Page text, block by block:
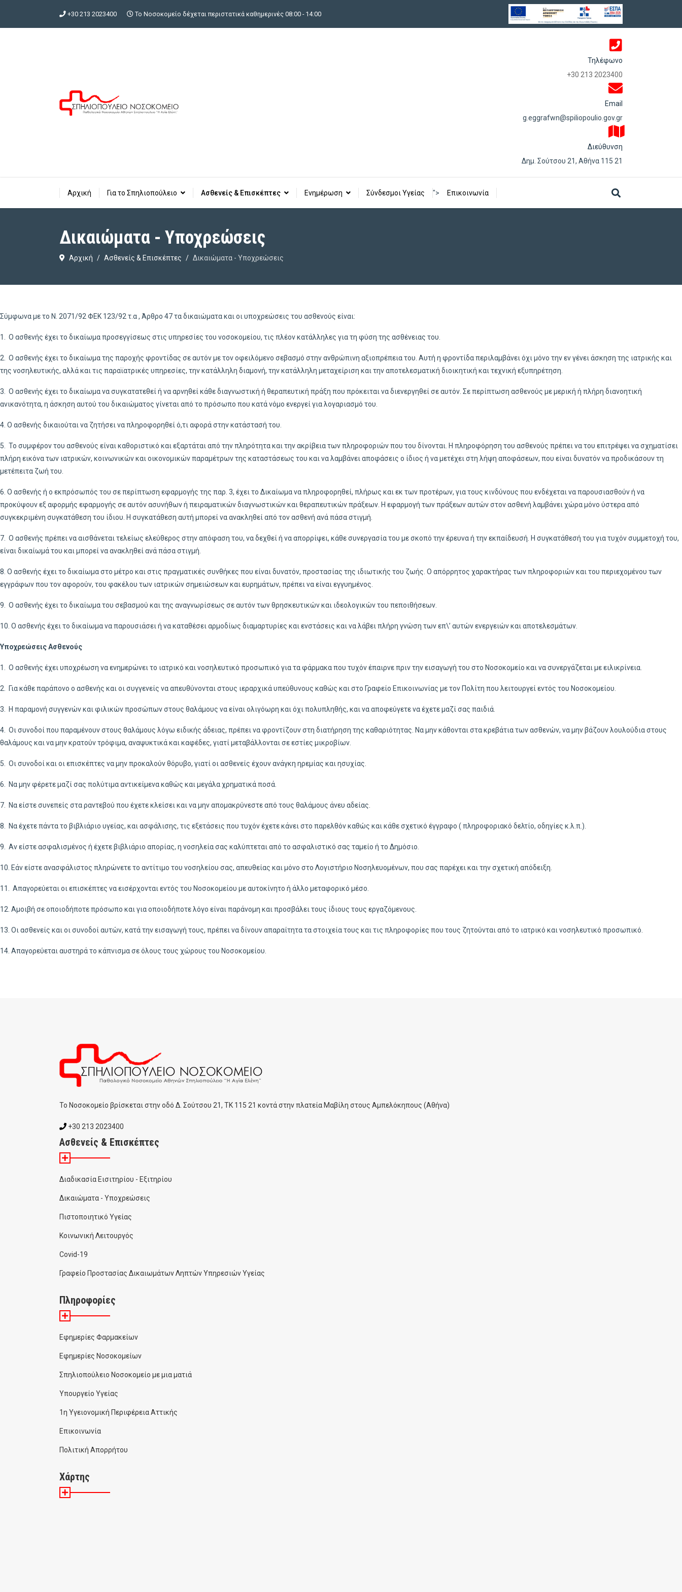
+30 213 2023400 Το Νοσοκομείο δέχεται περιστατικά καθημερινές 08:00 - 14:00
Τηλέφωνο
+30 213 2023400
Email
g.eggrafwn@spiliopoulio.gov.gr
Διεύθυνση
Δημ. Σούτσου 21, Αθήνα 115 21
Αρχική Για το Σπηλιοπούλειο Ασθενείς & Επισκέπτες Ενημέρωση Σύνδεσμοι Υγείας "> Επικοινωνία
Δικαιώματα - Υποχρεώσεις
Αρχική Ασθενείς & Επισκέπτες Δικαιώματα - Υποχρεώσεις
Σύμφωνα με το Ν. 2071/92 ΦΕΚ 123/92 τ.α , Άρθρο 47 τα δικαιώματα και οι υποχρεώσεις του ασθενούς είναι:
1. Ο ασθενής έχει το δικαίωμα προσεγγίσεως στις υπηρεσίες του νοσοκομείου, τις πλέον κατάλληλες για τη φύση της ασθένειας του.
2. Ο ασθενής έχει το δικαίωμα της παροχής φροντίδας σε αυτόν με τον οφειλόμενο σεβασμό στην ανθρώπινη αξιοπρέπεια του. Αυτή η φροντίδα περιλαμβάνει όχι μόνο την εν γένει άσκηση της ιατρικής και
της νοσηλευτικής, αλλά και τις παραϊατρικές υπηρεσίες, την κατάλληλη διαμονή, την κατάλληλη μεταχείριση και την αποτελεσματική διοικητική και τεχνική εξυπηρέτηση.
3. Ο ασθενής έχει το δικαίωμα να συγκατατεθεί ή να αρνηθεί κάθε διαγνωστική ή θεραπευτική πράξη που πρόκειται να διενεργηθεί σε αυτόν. Σε περίπτωση ασθενούς με μερική ή πλήρη διανοητική
ανικανότητα, η άσκηση αυτού του δικαιώματος γίνεται από το πρόσωπο που κατά νόμο ενεργεί για λογαριασμό του.
4. Ο ασθενής δικαιούται να ζητήσει να πληροφορηθεί ό,τι αφορά στην κατάστασή του.
5. Το συμφέρον του ασθενούς είναι καθοριστικό και εξαρτάται από την πληρότητα και την ακρίβεια των πληροφοριών που του δίνονται. Η πληροφόρηση του ασθενούς πρέπει να του επιτρέψει να σχηματίσει
πλήρη εικόνα των ιατρικών, κοινωνικών και οικονομικών παραμέτρων της καταστάσεως του και να λαμβάνει αποφάσεις ο ίδιος ή να μετέχει στη λήψη αποφάσεων, που είναι δυνατόν να προδικάσουν τη
μετέπειτα ζωή του.
6. Ο ασθενής ή ο εκπρόσωπός του σε περίπτωση εφαρμογής της παρ. 3, έχει το Δικαίωμα να πληροφορηθεί, πλήρως και εκ των προτέρων, για τους κινδύνους που ενδέχεται να παρουσιασθούν ή να
προκύψουν εξ αφορμής εφαρμογής σε αυτόν ασυνήθων ή πειραματικών διαγνωστικών και θεραπευτικών πράξεων. Η εφαρμογή των πράξεων αυτών στον ασθενή λαμβάνει χώρα μόνο ύστερα από
συγκεκριμένη συγκατάθεση του ίδιου. Η συγκατάθεση αυτή μπορεί να ανακληθεί από τον ασθενή ανά πάσα στιγμή.
7. Ο ασθενής πρέπει να αισθάνεται τελείως ελεύθερος στην απόφαση του, να δεχθεί ή να απορρίψει, κάθε συνεργασία του με σκοπό την έρευνα ή την εκπαίδευσή. Η συγκατάθεσή του για τυχόν συμμετοχή του,
είναι δικαίωμά του και μπορεί να ανακληθεί ανά πάσα στιγμή.
8. Ο ασθενής έχει το δικαίωμα στο μέτρο και στις πραγματικές συνθήκες που είναι δυνατόν, προστασίας της ιδιωτικής του ζωής. Ο απόρρητος χαρακτήρας των πληροφοριών και του περιεχομένου των
εγγράφων που τον αφορούν, του φακέλου των ιατρικών σημειώσεων και ευρημάτων, πρέπει να είναι εγγυημένος.
9. Ο ασθενής έχει το δικαίωμα του σεβασμού και της αναγνωρίσεως σε αυτόν των θρησκευτικών και ιδεολογικών του πεποιθήσεων.
10. Ο ασθενής έχει το δικαίωμα να παρουσιάσει ή να καταθέσει αρμοδίως διαμαρτυρίες και ενστάσεις και να λάβει πλήρη γνώση των επ\’ αυτών ενεργειών και αποτελεσμάτων.
Υποχρεώσεις Ασθενούς
1. Ο ασθενής έχει υποχρέωση να ενημερώνει το ιατρικό και νοσηλευτικό προσωπικό για τα φάρμακα που τυχόν έπαιρνε πριν την εισαγωγή του στο Νοσοκομείο και να συνεργάζεται με ειλικρίνεια.
2. Για κάθε παράπονο ο ασθενής και οι συγγενείς να απευθύνονται στους ιεραρχικά υπεύθυνους καθώς και στo Γραφείο Επικοινωνίας με τον Πολίτη που λειτουργεί εντός του Νοσοκομείου.
3. Η παραμονή συγγενών και φιλικών προσώπων στους θαλάμους να είναι ολιγόωρη και όχι πολυπληθής, και να αποφεύγετε να έχετε μαζί σας παιδιά.
4. Οι συνοδοί που παραμένουν στους θαλάμους λόγω ειδικής άδειας, πρέπει να φροντίζουν στη διατήρηση της καθαριότητας. Να μην κάθονται στα κρεβάτια των ασθενών, να μην βάζουν λουλούδια στους
θαλάμους και να μην κρατούν τρόφιμα, αναψυκτικά και καφέδες, γιατί μεταβάλλονται σε εστίες μικροβίων.
5. Οι συνοδοί και οι επισκέπτες να μην προκαλούν θόρυβο, γιατί οι ασθενείς έχουν ανάγκη ηρεμίας και ησυχίας.
6. Να μην φέρετε μαζί σας πολύτιμα αντικείμενα καθώς και μεγάλα χρηματικά ποσά.
7. Να είστε συνεπείς στα ραντεβού που έχετε κλείσει και να μην απομακρύνεστε από τους θαλάμους άνευ αδείας.
8. Να έχετε πάντα το βιβλιάριο υγείας, και ασφάλισης, τις εξετάσεις που τυχόν έχετε κάνει στο παρελθόν καθώς και κάθε σχετικό έγγραφο ( πληροφοριακό δελτίο, οδηγίες κ.λ.π.).
9. Αν είστε ασφαλισμένος ή έχετε βιβλιάριο απορίας, η νοσηλεία σας καλύπτεται από το ασφαλιστικό σας ταμείο ή το Δημόσιο.
10. Εάν είστε ανασφάλιστος πληρώνετε το αντίτιμο του νοσηλείου σας, απευθείας και μόνο στο Λογιστήριο Νοσηλευομένων, που σας παρέχει και την σχετική απόδειξη.
11. Απαγορεύεται οι επισκέπτες να εισέρχονται εντός του Νοσοκομείου με αυτοκίνητο ή άλλο μεταφορικό μέσο.
12. Αμοιβή σε οποιοδήποτε πρόσωπο και για οποιοδήποτε λόγο είναι παράνομη και προσβάλει τους ίδιους τους εργαζόμενους.
13. Οι ασθενείς και οι συνοδοί αυτών, κατά την εισαγωγή τους, πρέπει να δίνουν απαραίτητα τα στοιχεία τους και τις πληροφορίες που τους ζητούνται από το ιατρικό και νοσηλευτικό προσωπικό.
14. Απαγορεύεται αυστηρά το κάπνισμα σε όλους τους χώρους του Νοσοκομείου.
To Noσοκομείο βρίσκεται στην οδό Δ. Σούτσου 21, ΤΚ 115 21 κοντά στην πλατεία Μαβίλη στους Αμπελόκηπους (Αθήνα)
+30 213 2023400
Ασθενείς & Επισκέπτες
Διαδικασία Εισιτηρίου - Εξιτηρίου
Δικαιώματα - Υποχρεώσεις
Πιστοποιητικό Υγείας
Κοινωνική Λειτουργός
Covid-19
Γραφείο Προστασίας Δικαιωμάτων Ληπτών Υπηρεσιών Υγείας
Πληροφορίες
Εφημερίες Φαρμακείων
Εφημερίες Νοσοκομείων
Σπηλιοπούλειο Νοσοκομείο με μια ματιά
Υπουργείο Υγείας
1η Υγειονομική Περιφέρεια Αττικής
Επικοινωνία
Πολιτική Απορρήτου
Χάρτης